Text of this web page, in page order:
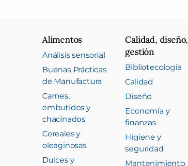
Alimentos
Análisis sensorial
Buenas Prácticas
de Manufactura
Carnes,
embutidos y
chacinados
Cereales y
oleaginosas
Dulces y
Calidad, diseño,
gestión
Bibliotecología
Calidad
Diseño
Economía y
finanzas
Higiene y
seguridad
Mantenimiento